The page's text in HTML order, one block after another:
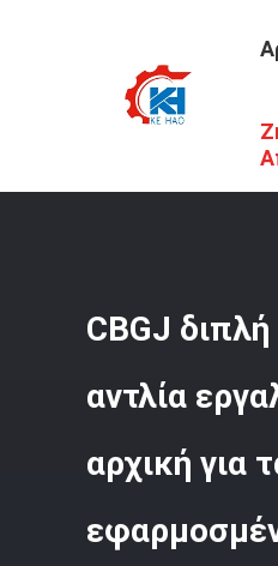
Αρχική Σελίδα
Όχημα Εφαρμοσμένης
CBGJ
αντλία
αρχική για